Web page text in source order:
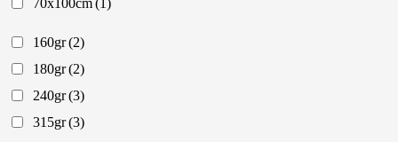
160gr(2)
180gr(2)
240gr(3)
315gr(3)